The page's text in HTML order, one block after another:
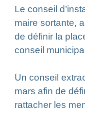
Le conseil
maire sortante,
de définir la
conseil
Un conseil
mars afin de
rattacher les